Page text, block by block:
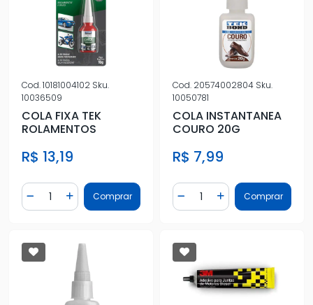
Cod.10181004102 Sku.
10036509
COLA FIXA TEK
ROLAMENTOS
R$ 13,19
Diminuir Quantidade
Quantidade
Adicionar Quantidade
Comprar
Cod. 20574002804 Sku.
10050781
COLA INSTANTANEA
COURO 20G
R$ 7,99
Diminuir Quantidade
Quantidade
AdicionarComprar